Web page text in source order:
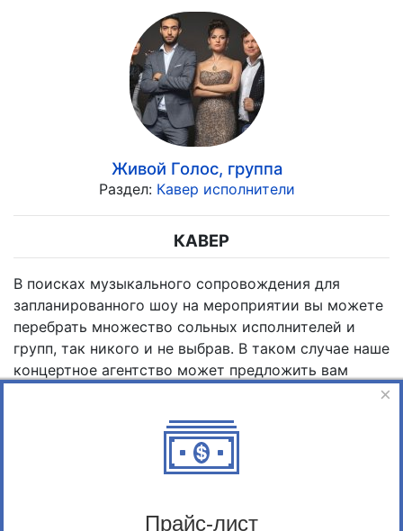
Живой Голос, группа
Раздел: Кавер исполнители
КАВЕР
В поисках музыкального сопровождения для
запланированного шоу на мероприятии вы можете
перебрать множество сольных исполнителей и
групп, так никого и не выбрав. В таком случае наше
концертное агентство может предложить вам
Кто такие cover-исполнители?
×
Прайс-лист